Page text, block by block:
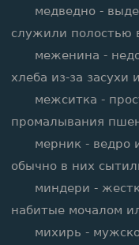
медведно -
служили полостью
меженина -
хлеба из-за засухи
межситка -
промалывания
мерник - ведро
обычно в них
миндери -
набитые мочалом
михирь -